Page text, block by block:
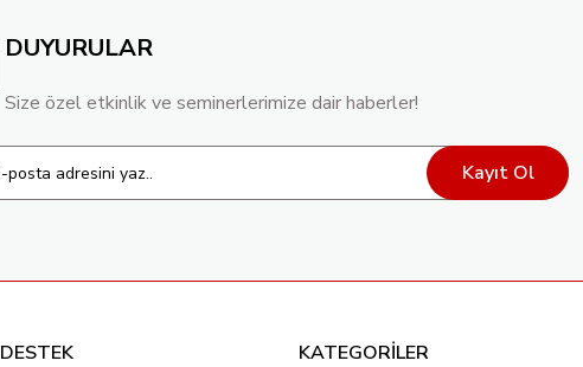
DUYURULAR
Size özel etkinlik ve seminerlerimize dair haberler!
Kayıt Ol
DESTEK KATEGORİLER